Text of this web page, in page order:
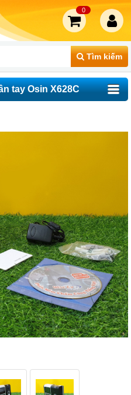
Tìm kiếm
0
tay Osin X628C